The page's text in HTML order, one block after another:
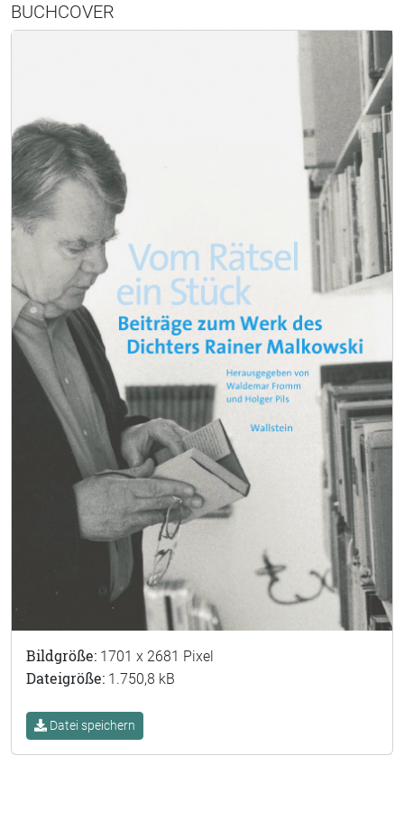
BUCHCOVER
Bildgröße: 1701 x 2681 Pixel
Dateigröße: 1.750,8 kB
Datei speichern